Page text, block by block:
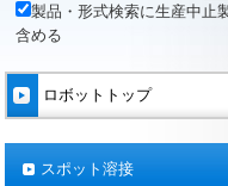
製品・形式検索に生産中止
含める
ロボットトップ
スポット溶接